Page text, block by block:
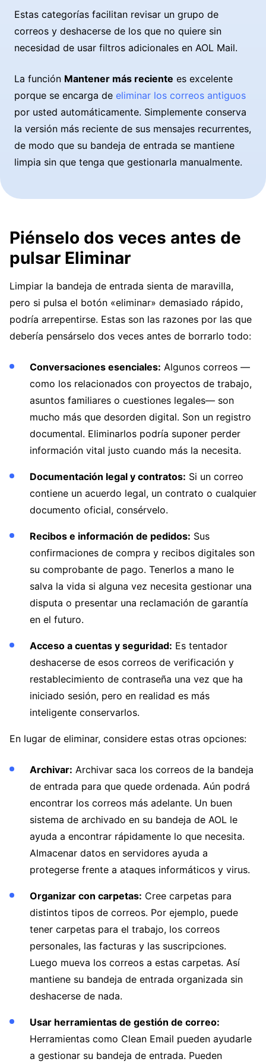
Estas categorías facilitan revisar un grupo de
correos y deshacerse de los que no quiere sin
necesidad de usar filtros adicionales en AOL Mail.
La función Mantener más reciente es excelente
porque se encarga de eliminar los correos antiguos
por usted automáticamente. Simplemente conserva
la versión más reciente de sus mensajes recurrentes,
de modo que su bandeja de entrada se mantiene
limpia sin que tenga que gestionarla manualmente.
Piénselo dos veces antes de
pulsar Eliminar
Limpiar la bandeja de entrada sienta de maravilla,
pero si pulsa el botón «eliminar» demasiado rápido,
podría arrepentirse. Estas son las razones por las que
debería pensárselo dos veces antes de borrarlo todo:
Conversaciones esenciales: Algunos correos —
como los relacionados con proyectos de trabajo,
asuntos familiares o cuestiones legales— son
mucho más que desorden digital. Son un registro
documental. Eliminarlos podría suponer perder
información vital justo cuando más la necesita.
Documentación legal y contratos: Si un correo
contiene un acuerdo legal, un contrato o cualquier
documento oficial, consérvelo.
Recibos e información de pedidos: Sus
confirmaciones de compra y recibos digitales son
su comprobante de pago. Tenerlos a mano le
salva la vida si alguna vez necesita gestionar una
disputa o presentar una reclamación de garantía
en el futuro.
Acceso a cuentas y seguridad: Es tentador
deshacerse de esos correos de verificación y
restablecimiento de contraseña una vez que ha
iniciado sesión, pero en realidad es más
inteligente conservarlos.
En lugar de eliminar, considere estas otras opciones:
Archivar: Archivar saca los correos de la bandeja
de entrada para que quede ordenada. Aún podrá
encontrar los correos más adelante. Un buen
sistema de archivado en su bandeja de AOL le
ayuda a encontrar rápidamente lo que necesita.
Almacenar datos en servidores ayuda a
protegerse frente a ataques informáticos y virus.
Organizar con carpetas: Cree carpetas para
distintos tipos de correos. Por ejemplo, puede
tener carpetas para el trabajo, los correos
personales, las facturas y las suscripciones.
Luego mueva los correos a estas carpetas. Así
mantiene su bandeja de entrada organizada sin
deshacerse de nada.
Usar herramientas de gestión de correo:
Herramientas como Clean Email pueden ayudarle
a gestionar su bandeja de entrada. Pueden